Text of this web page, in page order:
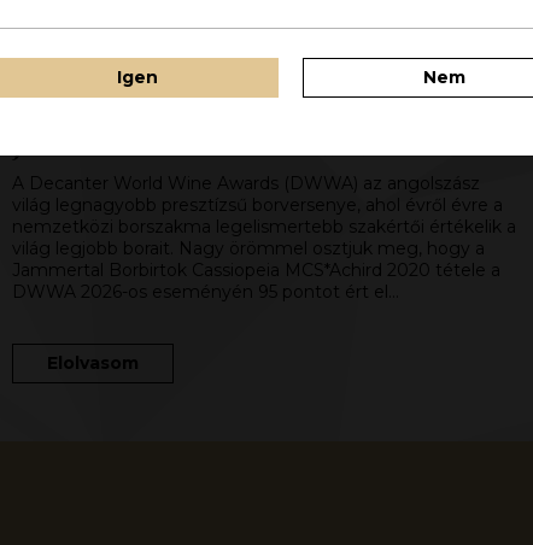
ÚJABB DWWA ARANYÉREM A
A Decanter World Wine Awards (DWWA) az angolszász
világ legnagyobb presztízsű borversenye, ahol évről évre a
nemzetközi borszakma legelismertebb szakértői értékelik a
világ legjobb borait. Nagy örömmel osztjuk meg, hogy a
Jammertal Borbirtok Cassiopeia MCS*Achird 2020 tétele a
DWWA 2026-os eseményén 95 pontot ért el…
Elolvasom
Igen Nem